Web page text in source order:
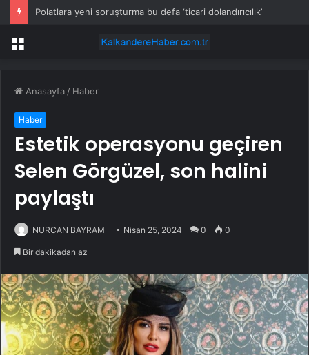
Polatlara yeni soruşturma bu defa ‘ticari dolandırıcılık’
Menü
Anasayfa / Haber
Haber
Estetik operasyonu geçiren
Selen Görgüzel, son halini
paylaştı
NURCAN BAYRAM Nisan 25, 2024 0 0
Bir dakikadan az